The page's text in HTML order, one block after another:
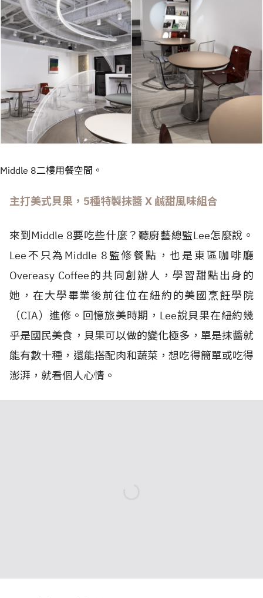
Middle 8二樓用餐空間。
主打美式貝果，5種特製抹醬 X 鹹甜風味組合
來到Middle 8要吃些什麼？聽廚藝總監Lee怎麼說。
Lee不只為Middle 8監修餐點，也是東區咖啡廳
Overeasy Coffee的共同創辦人，學習甜點出身的
她，在大學畢業後前往位在紐約的美國烹飪學院
（CIA）進修。回憶旅美時期，Lee說貝果在紐約幾
乎是國民美食，貝果可以做的變化極多，單是抹醬就
能有數十種，還能搭配肉和蔬菜，想吃得簡單或吃得
澎湃，就看個人心情。